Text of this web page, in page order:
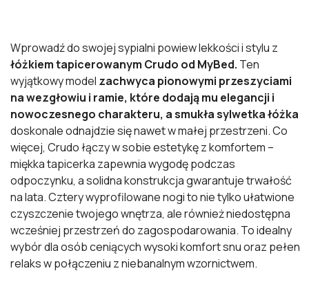
Wprowadź do swojej sypialni powiew lekkości i stylu z
łóżkiem tapicerowanym Crudo od MyBed. Ten
wyjątkowy model zachwyca pionowymi przeszyciami
na wezgłowiu i ramie, które dodają mu elegancji i
nowoczesnego charakteru, a smukła sylwetka łóżka
doskonale odnajdzie się nawet w małej przestrzeni. Co
więcej, Crudo łączy w sobie estetykę z komfortem –
miękka tapicerka zapewnia wygodę podczas
odpoczynku, a solidna konstrukcja gwarantuje trwałość
na lata. Cztery wyprofilowane nogi to nie tylko ułatwione
czyszczenie twojego wnętrza, ale również niedostępna
wcześniej przestrzeń do zagospodarowania. To idealny
wybór dla osób ceniących wysoki komfort snu oraz pełen
relaks w połączeniu z niebanalnym wzornictwem.